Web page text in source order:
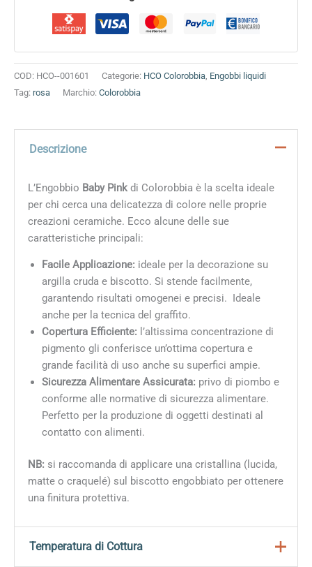
COD: HCO--001601 Categorie: HCO Colorobbia, Engobbi liquidi
Tag: rosa Marchio: Colorobbia
Descrizione
L’Engobbio Baby Pinkdi Colorobbia è la scelta ideale
per chi cerca una delicatezza di colore nelle proprie
creazioni ceramiche. Ecco alcune delle sue
caratteristiche principali:
Facile Applicazione: ideale per la decorazione su
argilla cruda e biscotto. Si stende facilmente,
garantendo risultati omogenei e precisi. Ideale
anche per la tecnica del graffito.
Copertura Efficiente: l’altissima concentrazione di
pigmento gli conferisce un’ottima copertura e
grande facilità di uso anche su superfici ampie.
Sicurezza Alimentare Assicurata: privo di piombo e
conforme alle normative di sicurezza alimentare.
Perfetto per la produzione di oggetti destinati al
contatto con alimenti.
NB: si raccomanda di applicare una cristallina (lucida,
matte o craquelé) sul biscotto engobbiato per ottenere
una finitura protettiva.
Temperatura di Cottura